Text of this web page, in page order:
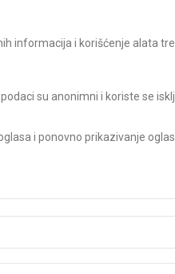
informacija i korišćenje alata
su anonimni i koriste se
i ponovno prikazivanje